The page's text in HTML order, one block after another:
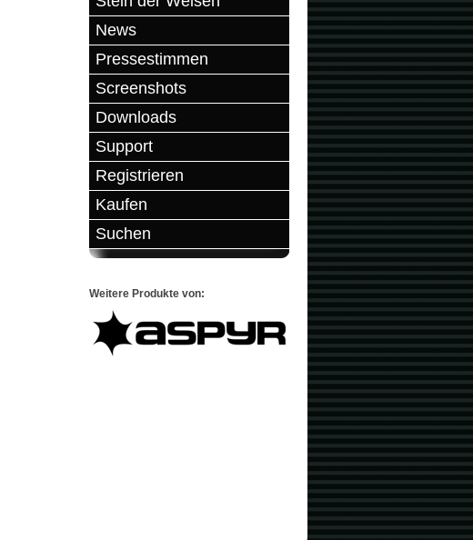
News
Pressestimmen
Screenshots
Downloads
Support
Registrieren
Kaufen
Suchen
Weitere Produkte von: